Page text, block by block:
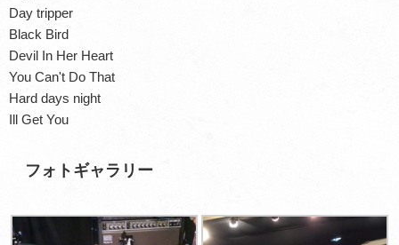
Day tripper
Black Bird
Devil In Her Heart
You Can't Do That
Hard days night
Ill Get You
フォトギャラリー